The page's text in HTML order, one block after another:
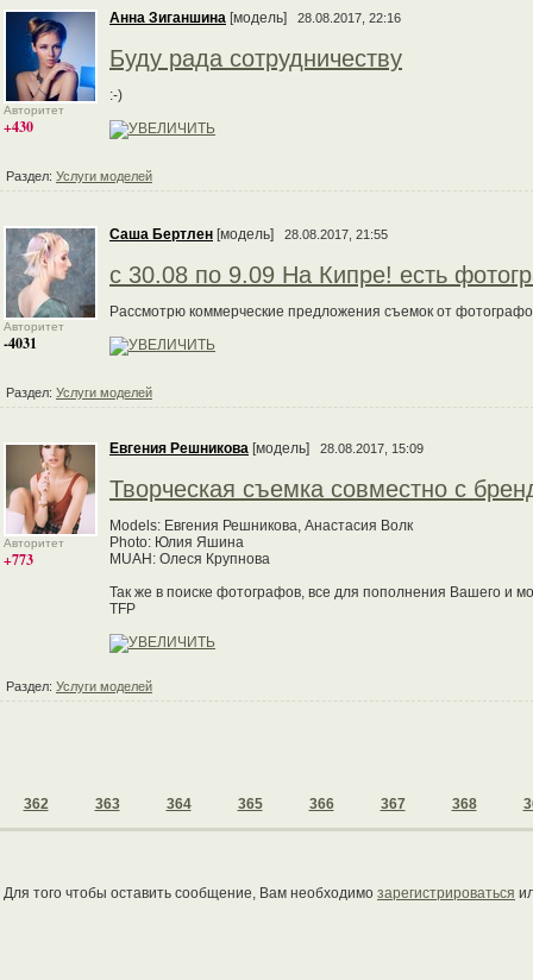
Авторитет
+430
Анна Зиганшина [модель] 28.08.2017, 22:16
Буду рада сотрудничеству
:-)
Раздел: Услуги моделей
Авторитет
-4031
Саша Бертлен [модель] 28.08.2017, 21:55
с 30.08 по 9.09 На Кипре! есть
Рассмотрю коммерческие предложения съемок от
Раздел: Услуги моделей
Авторитет
+773
Евгения Решникова [модель] 28.08.2017, 15:09
Творческая съемка совместно с
Models: Евгения Решникова, Анастасия Волк
Photo: Юлия Яшина
MUAH: Олеся Крупнова
Так же в поиске фотографов, все для пополнения Вашего и
TFP
Раздел: Услуги моделей
362 363 364 365 366 367 368
Для того чтобы оставить сообщение, Вам необходимо зарегистрироваться